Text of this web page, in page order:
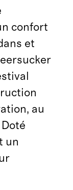
confort
et
au
un